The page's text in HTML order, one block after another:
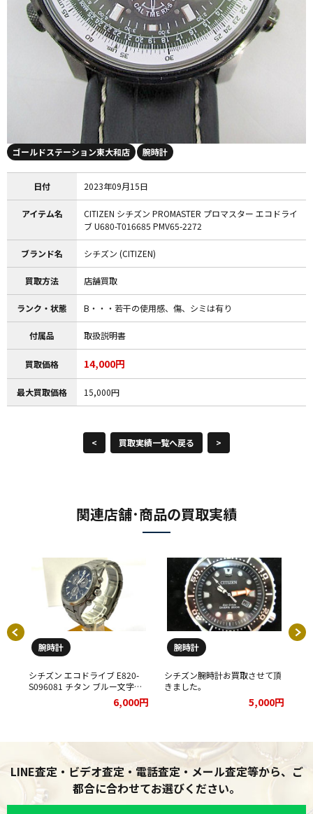
ゴールドステーション東大和店 腕時計
日付 2023年09月15日
アイテム名
CITIZEN シチズン PROMASTER プロマスター エコドライ
ブ U680-T016685 PMV65-2272
ブランド名 シチズン (CITIZEN)
買取方法 店舗買取
ランク・状態 B・・・若干の使用感、傷、シミは有り
付属品 取扱説明書
買取価格 14,000円
最大買取価格 15,000円
< 買取実績一覧へ戻る >
関連店舗･商品の買取実績
腕時計
シチズン エコドライブ E820-
S096081 チタン ブルー文字盤
クロノグラフ デイト メンズ 腕
時計をお買取りさせて頂きまし
6,000円
腕時計
シチズン腕時計お買取させて頂
きました。
5,000円
LINE査定・ビデオ査定・電話査定・メール査定等から、ご
都合に合わせてお選びください。